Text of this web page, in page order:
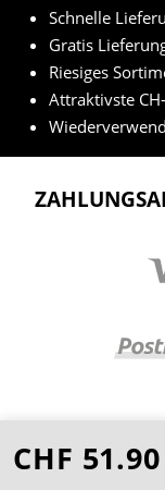
CHF 51.90
Schnelle
Gratis
Riesiges
Attraktivste